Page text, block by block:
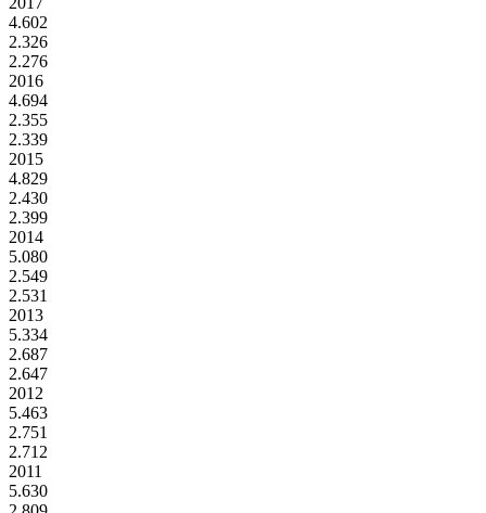
4.602
2.326
2.276
2016
4.694
2.355
2.339
2015
4.829
2.430
2.399
2014
5.080
2.549
2.531
2013
5.334
2.687
2.647
2012
5.463
2.751
2.712
2011
5.630